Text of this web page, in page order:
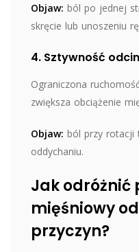
Objaw: ból po jednej
skręcie lub unoszeniu
4. Sztywność
Ograniczona
zwiększa obciążenie
Objaw: ból przy rotacji
oddychaniu.
Jak odróżnić
mięśniowy
przyczyn?